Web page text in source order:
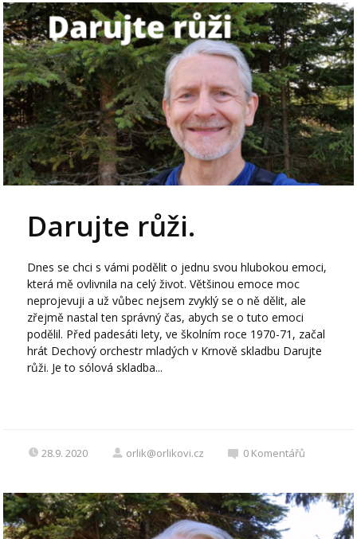
Darujte růži.
Dnes se chci s vámi podělit o jednu svou hlubokou emoci,
která mě ovlivnila na celý život. Většinou emoce moc
neprojevuji a už vůbec nejsem zvyklý se o ně dělit, ale
zřejmě nastal ten správný čas, abych se o tuto emoci
podělil. Před padesáti lety, ve školním roce 1970-71, začal
hrát Dechový orchestr mladých v Krnově skladbu Darujte
růži. Je to sólová skladba...
28.9. 2020 orlik@orlikovi.cz 0 Komentářů